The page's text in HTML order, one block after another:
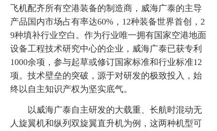
飞机配齐所有空港装备的制造商，威海广泰的主导
产品国内市场占有率达60%，12种装备世界首创，2
9种填补行业空白。作为行业唯一拥有国家空港地面
设备工程技术研究中心的企业，威海广泰已获专利
1000余项，参与起草或修订国家标准和行业标准12
项。技术壁垒的突破，源于对研发的极致投入，始
终以自主知识产权为坚实底气。
以威海广泰自主研发的大载重、长航时混动无
人旋翼机和纵列双旋翼直升机为例，这两种机型可